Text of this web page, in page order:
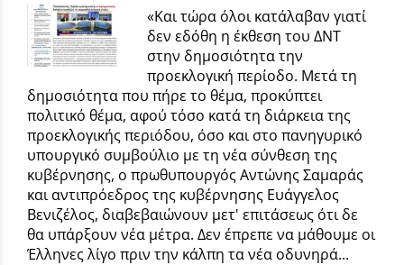
«Και τώρα όλοι κατάλαβαν γιατί
δεν εδόθη η έκθεση του ΔΝΤ
στην δημοσιότητα την
προεκλογική περίοδο. Μετά τη
δημοσιότητα που πήρε το θέμα, προκύπτει
πολιτικό θέμα, αφού τόσο κατά τη διάρκεια της
προεκλογικής περιόδου, όσο και στο πανηγυρικό
υπουργικό συμβούλιο με τη νέα σύνθεση της
κυβέρνησης, ο πρωθυπουργός Αντώνης Σαμαράς
και αντιπρόεδρος της κυβέρνησης Ευάγγελος
Βενιζέλος, διαβεβαιώνουν μετ' επιτάσεως ότι δε
θα υπάρξουν νέα μέτρα. Δεν έπρεπε να μάθουμε οι
Έλληνες λίγο πριν την κάλπη τα νέα οδυνηρά...